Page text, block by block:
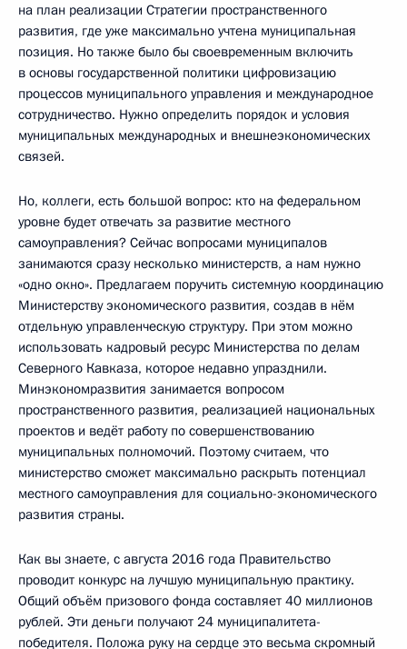
на план реализации Стратегии пространственного
развития, где уже максимально учтена муниципальная
позиция. Но также было бы своевременным включить
в основы государственной политики цифровизацию
процессов муниципального управления и международное
сотрудничество. Нужно определить порядок и условия
муниципальных международных и внешнеэкономических
связей.
Но, коллеги, есть большой вопрос: кто на федеральном
уровне будет отвечать за развитие местного
самоуправления? Сейчас вопросами муниципалов
занимаются сразу несколько министерств, а нам нужно
«одно окно». Предлагаем поручить системную координацию
Министерству экономического развития, создав в нём
отдельную управленческую структуру. При этом можно
использовать кадровый ресурс Министерства по делам
Северного Кавказа, которое недавно упразднили.
Минэкономразвития занимается вопросом
пространственного развития, реализацией национальных
проектов и ведёт работу по совершенствованию
муниципальных полномочий. Поэтому считаем, что
министерство сможет максимально раскрыть потенциал
местного самоуправления для социально-экономического
развития страны.
Как вы знаете, с августа 2016 года Правительство
проводит конкурс на лучшую муниципальную практику.
Общий объём призового фонда составляет 40 миллионов
рублей. Эти деньги получают 24 муниципалитета-
победителя. Положа руку на сердце это весьма скромный